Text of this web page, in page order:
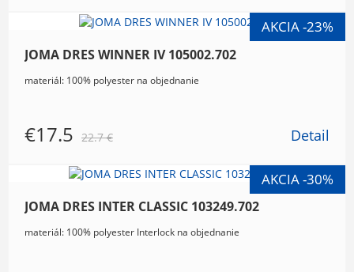
JOMA DRES WINNER IV 105002.702
materiál: 100% polyester na objednanie
€17.5 22.7 € Detail
JOMA DRES INTER CLASSIC 103249.702
materiál: 100% polyester Interlock na objednanie